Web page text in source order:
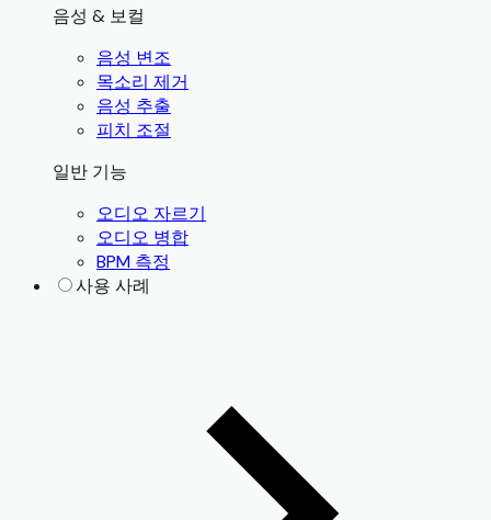
음성 & 보컬
음성 변조
목소리 제거
음성 추출
피치 조절
일반 기능
오디오 자르기
오디오 병합
BPM 측정
사용 사례